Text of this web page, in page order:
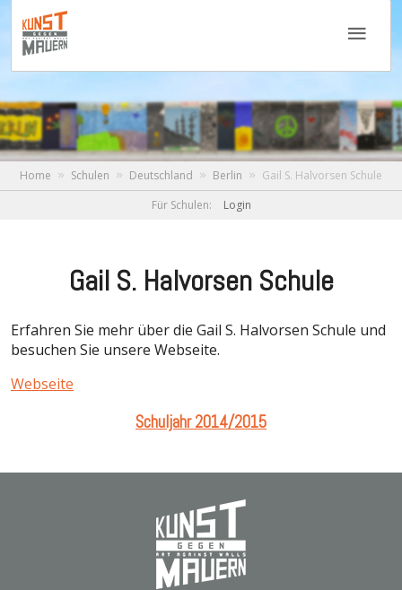
Home Schulen Deutschland Berlin
Gail S. Halvorsen Schule
Für Schulen:
Login
Gail S. Halvorsen Schule
Erfahren Sie mehr über die Gail S. Halvorsen Schule und
besuchen Sie unsere Webseite.
Webseite
Schuljahr 2014/2015